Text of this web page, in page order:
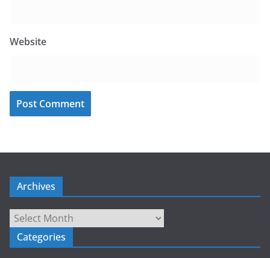
Website
Archives
Archives
Categories